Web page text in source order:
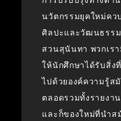
นวัตกรรมยุคใหม่คว
ศิลปะและวัฒนธรร
สวนสุนันทา พวกเร
ให้นักศึกษาได้รับสิ่ง
ไปด้วยองค์ความรู้ส
ตลอดรวมทั้งรายง
และก็ของใหม่ที่นำส